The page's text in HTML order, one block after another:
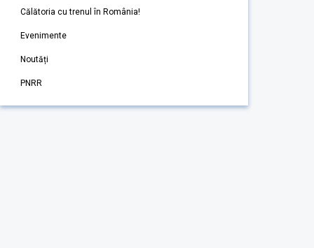
Călătoria cu trenul în România!
Evenimente
Noutăți
PNRR